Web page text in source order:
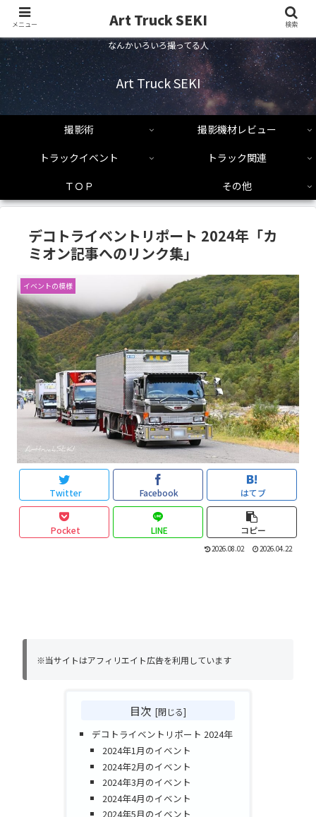
なんかいろいろ撮ってる人
Art Truck SEKI
撮影術
撮影機材レビュー
トラックイベント
トラック関連
ＴＯＰ
その他
デコトライベントリポート 2024年「カ
ミオン記事へのリンク集」
イベントの模様
Twitter Facebook はてブ
Pocket LINE コピー
2026.08.02 2026.04.22
※当サイトはアフィリエイト広告を利用しています
目次
デコトライベントリポート 2024年
2024年1月のイベント
2024年2月のイベント
2024年3月のイベント
2024年4月のイベント
2024年5月のイベント
メニュー Art Truck SEKI 検索